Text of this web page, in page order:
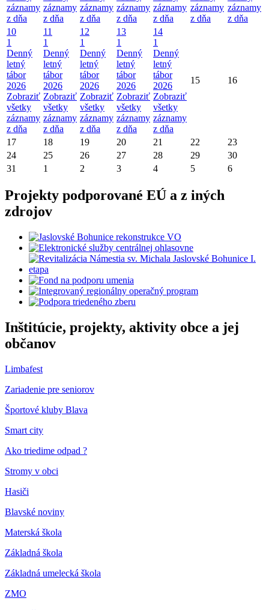
záznamy
z dňa
záznamy
z dňa
záznamy
z dňa
záznamy
z dňa
záznamy
z dňa
záznamy
z dňa
záznamy
z dňa
10
1
Denný
letný
tábor
2026
Zobraziť
všetky
záznamy
z dňa
11
1
Denný
letný
tábor
2026
Zobraziť
všetky
záznamy
z dňa
12
1
Denný
letný
tábor
2026
Zobraziť
všetky
záznamy
z dňa
13
1
Denný
letný
tábor
2026
Zobraziť
všetky
záznamy
z dňa
14
1
Denný
letný
tábor
2026
Zobraziť
všetky
záznamy
z dňa
15 16
17 18 19 20 21 22
23
24
25 26 27 28 29
30
31
1 2 3 4 5 6
Projekty podporované EÚ a z iných
zdrojov
Inštitúcie, projekty, aktivity obce a jej
občanov
Limbafest
Zariadenie pre seniorov
Športové kluby Blava
Smart city
Ako triedime odpad ?
Stromy v obci
Hasiči
Blavské noviny
Materská škola
Základná škola
Základná umelecká škola
ZMO